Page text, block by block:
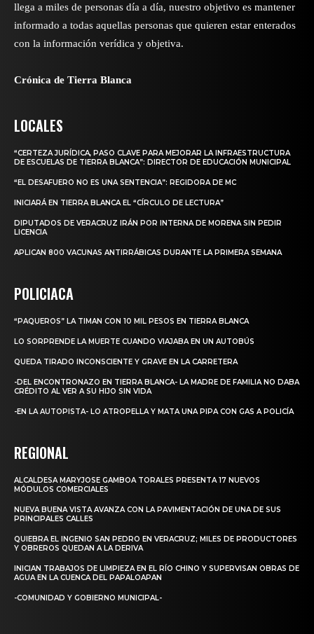
llega a miles de personas día a día, nuestro objetivo es mantener
informado a todas aquellas personas que quieren estar enterados
con la información verídica y objetiva.
Crónica de Tierra Blanca
LOCALES
“CERTEZA JURÍDICA, PASO CLAVE PARA MEJORAR LA INFRAESTRUCTURA
DE ESCUELAS DE TIERRA BLANCA”: DIRECTOR DE EDUCACIÓN MUNICIPAL
“EL DESAFUERO NO ES UNA SENTENCIA”: REGIDORA DE MC
INICIARÁ EN TIERRA BLANCA EL “CÍRCULO DE LECTURA”
DIPUTADOS DE VERACRUZ IRÁN POR INTERNA DE MORENA SIN PEDIR
LICENCIA
APLICAN 800 VACUNAS ANTIRRÁBICAS DURANTE LA PRIMERA SEMANA
POLICIACA
“PAQUEROS” LA TIMAN CON 10 MIL PESOS EN TIERRA BLANCA
LO SORPRENDE LA MUERTE CUANDO VIAJABA EN UN AUTOBÚS
QUEDA TIRADO INCONSCIENTE Y GRAVE EN LA CARRETERA
-DEL ENCONTRONAZO EN TIERRA BLANCA- LA MADRE DE FAMILIA NO DABA
CRÉDITO AL VER A SU HIJO SIN VIDA
-EN LA AUTOPISTA- LO ATROPELLA Y MATA UNA PIPA CON GAS A POLICÍA
REGIONAL
ALCALDESA MARYJOSE GAMBOA TORALES PRESENTA 17 NUEVOS
MÓDULOS COMERCIALES
NUEVA BUENA VISTA AVANZA CON LA PAVIMENTACIÓN DE UNA DE SUS
PRINCIPALES CALLES
QUIEBRA EL INGENIO SAN PEDRO EN VERACRUZ; MILES DE PRODUCTORES
Y OBREROS QUEDAN A LA DERIVA
INICIAN TRABAJOS DE LIMPIEZA EN EL RÍO CHINO Y SUPERVISAN OBRAS DE
AGUA EN LA CUENCA DEL PAPALOAPAN
-COMUNIDAD Y GOBIERNO MUNICIPAL-